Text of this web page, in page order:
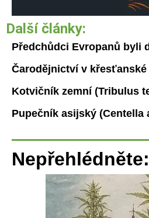
Další články:
Předchůdci Evropanů byli
Čarodějnictví v křesťanské
Kotvičník zemní (Tribulus
Pupečník asijský (Centella
Nepřehlédněte: